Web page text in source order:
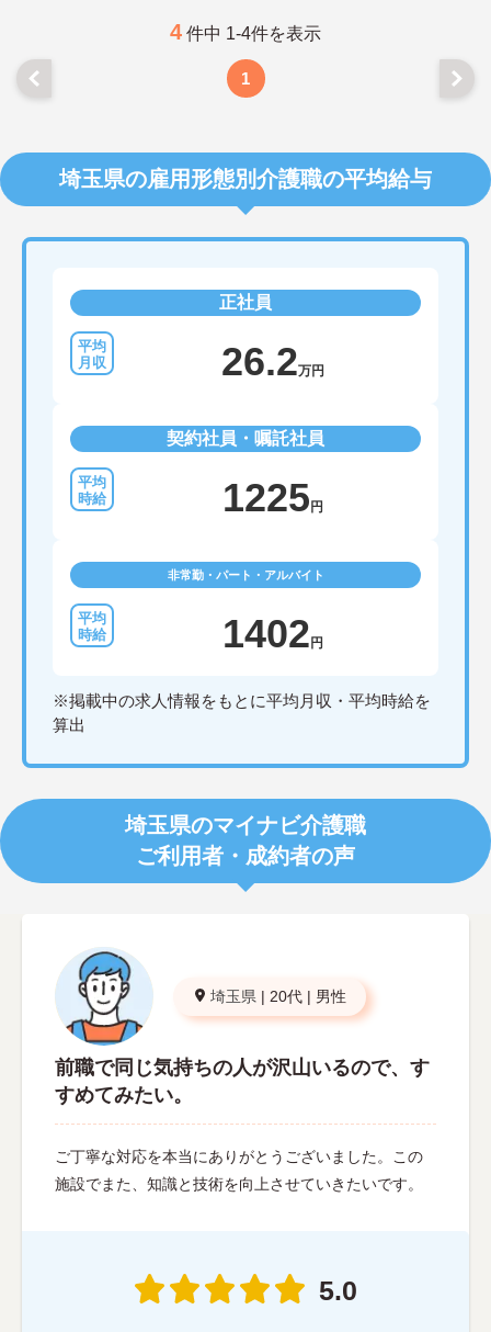
る職場も魅力の1つです。
ご興味のある方はお気軽にお問い合わせ下さいま
4 件中 1-4件を表示
1
埼玉県の雇用形態別介護職の平均給与
正社員
26.2万円
契約社員・嘱託社員
1225 円
非常勤・パート・アルバイト
1402 円
※掲載中の求人情報をもとに平均月収・平均時給を
算出
埼玉県のマイナビ介護職
ご利用者・成約者の声
埼玉県 | 20代 | 男性
前職で同じ気持ちの人が沢山いるので、す
すめてみたい。
ご丁寧な対応を本当にありがとうございました。この
施設でまた、知識と技術を向上させていきたいです。
5.0